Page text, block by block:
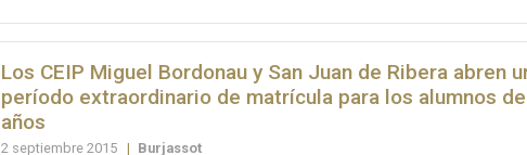
Los CEIP Miguel Bordonau y San Juan de Ribera abren
período extraordinario de matrícula para los alumnos
años
2 septiembre 2015 | Burjassot